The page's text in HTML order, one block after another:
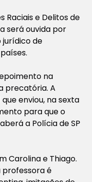
Raciais e Delitos de
será ouvida por
de
na
precatória. A
enviou, na sexta
para que o
a Polícia de SP
Carolina e Thiago.
professora é